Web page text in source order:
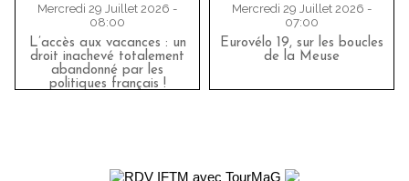
Mercredi 29 Juillet 2026 -
08:00
L’accès aux vacances : un
droit inachevé totalement
abandonné par les
politiques français !
Mercredi 29 Juillet 2026 -
07:00
Eurovélo 19, sur les boucles
de la Meuse